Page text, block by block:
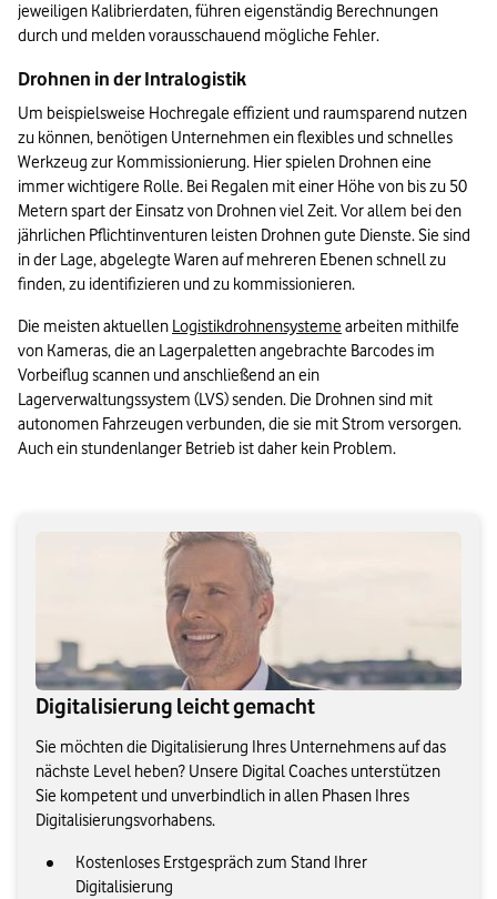
jeweiligen Kalibrierdaten, führen eigenständig Berechnungen
durch und melden vorausschauend mögliche Fehler.
Drohnen in der Intralogistik
Um beispielsweise Hochregale effizient und raumsparend nutzen
zu können, benötigen Unternehmen ein flexibles und schnelles
Werkzeug zur Kommissionierung. Hier spielen Drohnen eine
immer wichtigere Rolle. Bei Regalen mit einer Höhe von bis zu 50
Metern spart der Einsatz von Drohnen viel Zeit. Vor allem bei den
jährlichen Pflichtinventuren leisten Drohnen gute Dienste. Sie sind
in der Lage, abgelegte Waren auf mehreren Ebenen schnell zu
finden, zu identifizieren und zu kommissionieren.
Die meisten aktuellen Logistikdrohnensysteme arbeiten mithilfe
von Kameras, die an Lagerpaletten angebrachte Barcodes im
Vorbeiflug scannen und anschließend an ein
Lagerverwaltungssystem (LVS) senden. Die Drohnen sind mit
autonomen Fahrzeugen verbunden, die sie mit Strom versorgen.
Auch ein stundenlanger Betrieb ist daher kein Problem.
Digitalisierung leicht gemacht
Sie möchten die Digitalisierung Ihres Unternehmens auf das
nächste Level heben? Unsere Digital Coaches unterstützen
Sie kompetent und unverbindlich in allen Phasen Ihres
Digitalisierungsvorhabens.
Kostenloses Erstgespräch zum Stand Ihrer
Digitalisierung